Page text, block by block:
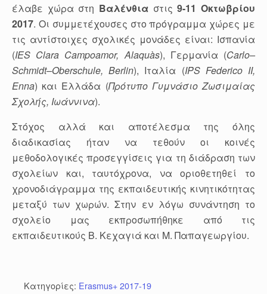
έλαβε χώρα στη Βαλένθια στις9-11 Οκτωβρίου
2017. Οι συμμετέχουσες στο πρόγραμμα χώρες με
τις αντίστοιχες σχολικές μονάδες είναι: Ισπανία
(IES Clara Campoamor,Alaquàs), Γερμανία (Carlo–
Schmidt–Oberschule,Berlin), Ιταλία (IPS Federico II,
Enna) και Ελλάδα (Πρότυπο Γυμνάσιο Ζωσιμαίας
Σχολής, Ιωάννινα).
Στόχος αλλά και αποτέλεσμα της όλης
διαδικασίας ήταν να τεθούν οι κοινές
μεθοδολογικές προσεγγίσεις για τη διάδραση των
σχολείων και, ταυτόχρονα, να οριοθετηθεί το
χρονοδιάγραμμα της εκπαιδευτικής κινητικότητας
μεταξύ των χωρών. Στην εν λόγω συνάντηση το
σχολείο μας εκπροσωπήθηκε από τις
εκπαιδευτικούς Β. Κεχαγιά και Μ. Παπαγεωργίου.
Κατηγορίες: Erasmus+ 2017-19